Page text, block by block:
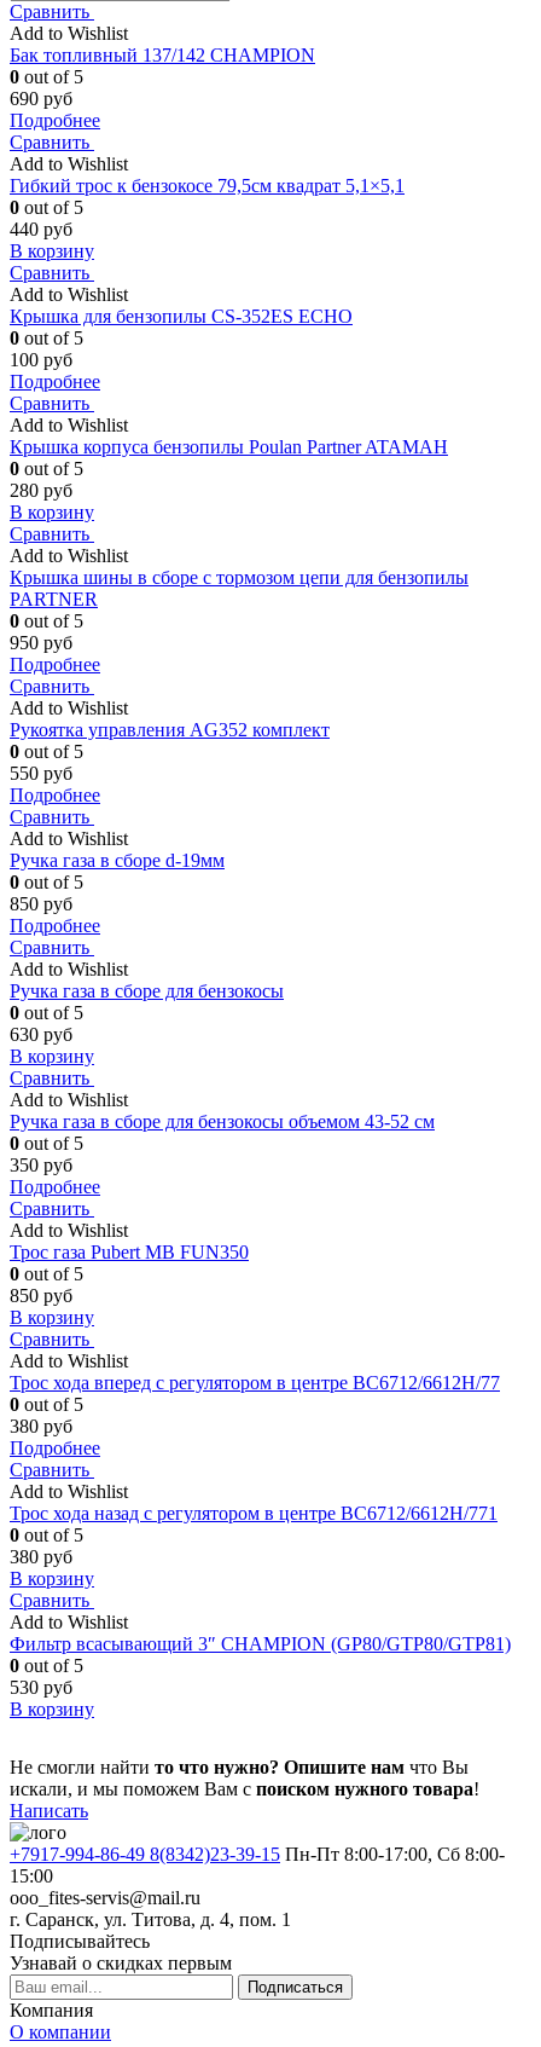
Сравнить
Add to Wishlist
Бак топливный 137/142 CHAMPION
0 out of 5
690 руб
Подробнее
Сравнить
Add to Wishlist
Гибкий трос к бензокосе 79,5см квадрат 5,1×5,1
0 out of 5
440 руб
В корзину
Сравнить
Add to Wishlist
Крышка для бензопилы CS-352ES ECHO
0 out of 5
100 руб
Подробнее
Сравнить
Add to Wishlist
Крышка корпуса бензопилы Poulan Partner ATAMAH
0 out of 5
280 руб
В корзину
Сравнить
Add to Wishlist
Крышка шины в сборе с тормозом цепи для бензопилы
PARTNER
0 out of 5
950 руб
Подробнее
Сравнить
Add to Wishlist
Рукоятка управления AG352 комплект
0 out of 5
550 руб
Подробнее
Сравнить
Add to Wishlist
Ручка газа в сборе d-19мм
0 out of 5
850 руб
Подробнее
Сравнить
Add to Wishlist
Ручка газа в сборе для бензокосы
0 out of 5
630 руб
В корзину
Сравнить
Add to Wishlist
Ручка газа в сборе для бензокосы объемом 43-52 см
0 out of 5
350 руб
Подробнее
Сравнить
Add to Wishlist
Трос газа Pubert MB FUN350
0 out of 5
850 руб
В корзину
Сравнить
Add to Wishlist
Трос хода вперед с регулятором в центре ВС6712/6612Н/77
0 out of 5
380 руб
Подробнее
Сравнить
Add to Wishlist
Трос хода назад с регулятором в центре ВС6712/6612Н/771
0 out of 5
380 руб
В корзину
Сравнить
Add to Wishlist
Фильтр всасывающий 3″ CHAMPION (GP80/GТP80/GТP81)
0 out of 5
530 руб
В корзину
Не смогли найти то что нужно? Опишите нам что Вы
искали, и мы поможем Вам с поиском нужного товара!
Написать
+7917-994-86-49 8(8342)23-39-15 Пн-Пт 8:00-17:00, Сб 8:00-
15:00
ooo_fites-servis@mail.ru
г. Саранск, ул. Титова, д. 4, пом. 1
Подписывайтесь
Узнавай о скидках первым
Подписаться
Компания
О компании